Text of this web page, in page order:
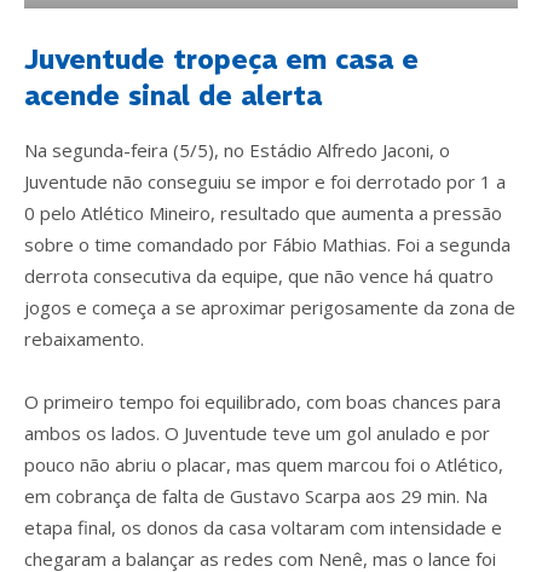
Juventude tropeça em casa e
acende sinal de alerta
Na segunda-feira (5/5), no Estádio Alfredo Jaconi, o
Juventude não conseguiu se impor e foi derrotado por 1 a
0 pelo Atlético Mineiro, resultado que aumenta a pressão
sobre o time comandado por Fábio Mathias. Foi a segunda
derrota consecutiva da equipe, que não vence há quatro
jogos e começa a se aproximar perigosamente da zona de
rebaixamento.
O primeiro tempo foi equilibrado, com boas chances para
ambos os lados. O Juventude teve um gol anulado e por
pouco não abriu o placar, mas quem marcou foi o Atlético,
em cobrança de falta de Gustavo Scarpa aos 29 min. Na
etapa final, os donos da casa voltaram com intensidade e
chegaram a balançar as redes com Nenê, mas o lance foi